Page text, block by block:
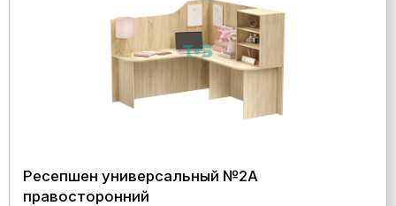
Ресепшен универсальный №2А
правосторонний